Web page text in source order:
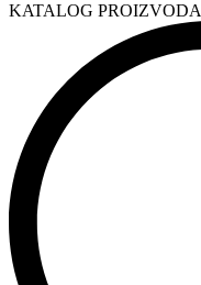
KATALOG PROIZVODA